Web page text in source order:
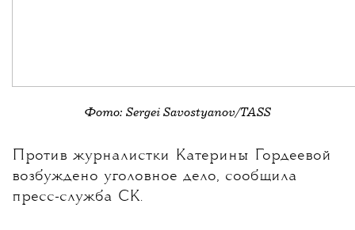
Фото: Sergei Savostyanov/TASS
Против журналистки Катерины Гордеевой
возбуждено уголовное дело, сообщила
пресс-служба СК.